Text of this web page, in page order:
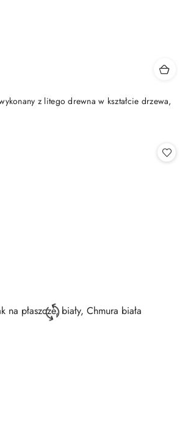
z litego drewna w kształcie drzewa,